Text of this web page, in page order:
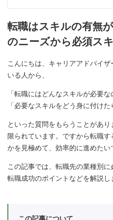
転職はスキルの有無
のニーズから必須ス
こんにちは、キャリアアドバイ
いる人から、
「転職にはどんなスキルが必要な
「必要なスキルをどう身に付けた
といった質問をもらうことがあ
限られています。ですから転職
かを見極めて、効率的に進めたい
この記事では、転職先の業種別に
転職成功のポイントなどを解説し